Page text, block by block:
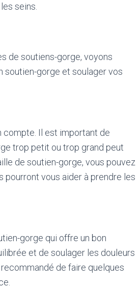
seins.
de soutiens-gorge, voyons
soutien-gorge et soulager vos
compte. Il est important de
trop petit ou trop grand peut
de soutien-gorge, vous pouvez
pourront vous aider à prendre les
gorge qui offre un bon
et de soulager les douleurs
de faire quelques